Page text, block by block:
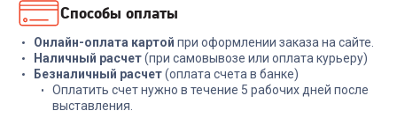
Способы оплаты
Онлайн-оплата картой при оформлении заказа на сайте.
Наличный расчет(при самовывозе или оплата курьеру)
Безналичный расчет(оплата счета в банке)
Оплатить счет нужно в течение 5 рабочих дней после
выставления.